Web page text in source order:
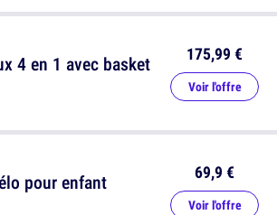
4 en 1 avec basket 175,99 €
Voir l'offre
pour enfant 69,9 €
Voir l'offre